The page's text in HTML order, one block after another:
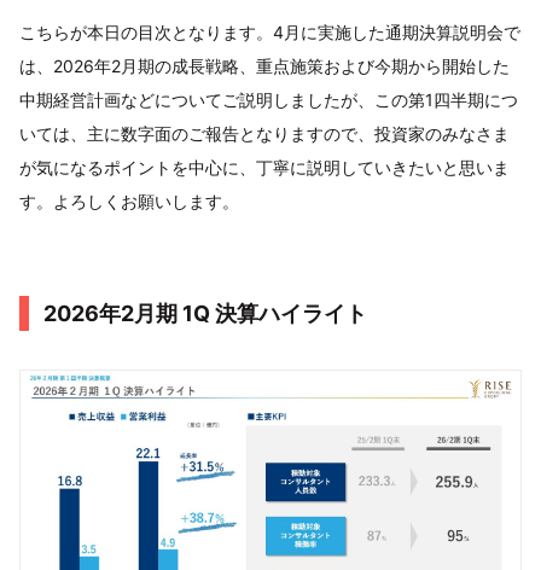
こちらが本日の目次となります。4月に実施した通期決算説明会で
は、2026年2月期の成長戦略、重点施策および今期から開始した
中期経営計画などについてご説明しましたが、この第1四半期につ
いては、主に数字面のご報告となりますので、投資家のみなさま
が気になるポイントを中心に、丁寧に説明していきたいと思いま
す。よろしくお願いします。
2026年2月期 1Q 決算ハイライト